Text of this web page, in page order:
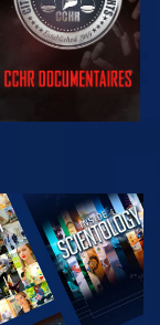
VERKEN DE
SERIE